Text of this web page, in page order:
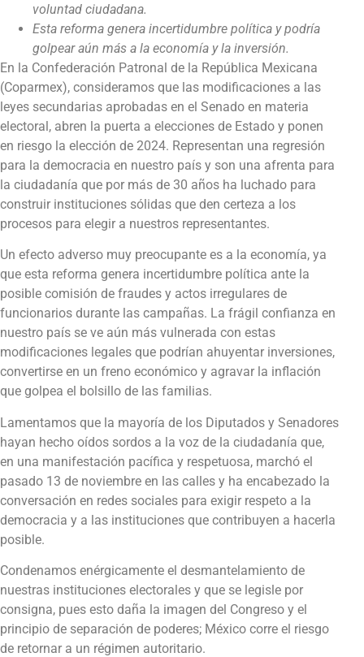
voluntad ciudadana.
Esta reforma genera incertidumbre política y podría
golpear aún más a la economía y la inversión.
En la Confederación Patronal de la República Mexicana
(Coparmex), consideramos que las modificaciones a las
leyes secundarias aprobadas en el Senado en materia
electoral, abren la puerta a elecciones de Estado y ponen
en riesgo la elección de 2024. Representan una regresión
para la democracia en nuestro país y son una afrenta para
la ciudadanía que por más de 30 años ha luchado para
construir instituciones sólidas que den certeza a los
procesos para elegir a nuestros representantes.
Un efecto adverso muy preocupante es a la economía, ya
que esta reforma genera incertidumbre política ante la
posible comisión de fraudes y actos irregulares de
funcionarios durante las campañas. La frágil confianza en
nuestro país se ve aún más vulnerada con estas
modificaciones legales que podrían ahuyentar inversiones,
convertirse en un freno económico y agravar la inflación
que golpea el bolsillo de las familias.
Lamentamos que la mayoría de los Diputados y Senadores
hayan hecho oídos sordos a la voz de la ciudadanía que,
en una manifestación pacífica y respetuosa, marchó el
pasado 13 de noviembre en las calles y ha encabezado la
conversación en redes sociales para exigir respeto a la
democracia y a las instituciones que contribuyen a hacerla
posible.
Condenamos enérgicamente el desmantelamiento de
nuestras instituciones electorales y que se legisle por
consigna, pues esto daña la imagen del Congreso y el
principio de separación de poderes; México corre el riesgo
de retornar a un régimen autoritario.